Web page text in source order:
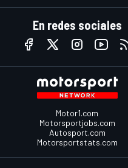
En redes sociales
Motor1.com
Motorsportjobs.com
Autosport.com
Motorsportstats.com